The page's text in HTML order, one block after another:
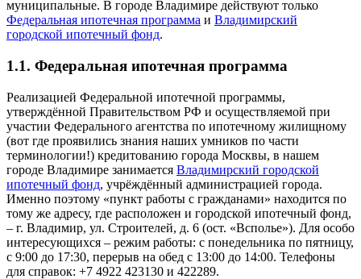
муниципальные. В городе Владимире действуют только
Федеральная ипотечная программа и Владимирский
городской ипотечный фонд.
1.1. Федеральная ипотечная программа
Реализацией Федеральной ипотечной программы,
утверждённой Правительством РФ и осуществляемой при
участии Федерального агентства по ипотечному жилищному
(вот где проявились знания наших умников по части
терминологии!) кредитованию города Москвы, в нашем
городе Владимире занимается Владимирский городской
ипотечный фонд, учрёждённый администрацией города.
Именно поэтому «пункт работы с гражданами» находится по
тому же адресу, где расположен и городской ипотечный фонд,
– г. Владимир, ул. Строителей, д. 6 (ост. «Всполье»). Для особо
интересующихся – режим работы: с понедельника по пятницу,
с 9:00 до 17:30, перерыв на обед с 13:00 до 14:00. Телефоны
для справок: +7 4922 423130 и 422289.